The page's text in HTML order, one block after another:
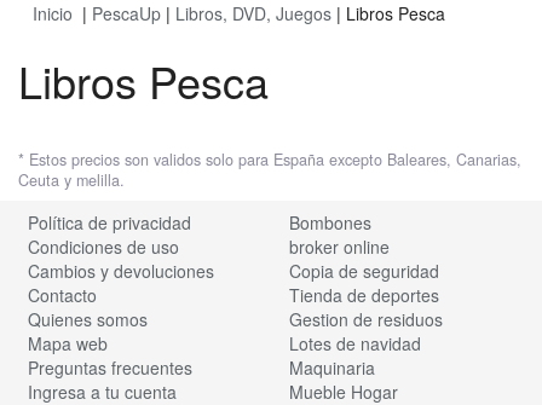
Inicio | PescaUp | Libros, DVD, Juegos | Libros Pesca
Libros Pesca
* Estos precios son validos solo para España excepto Baleares, Canarias,
Ceuta y melilla.
Política de privacidad
Condiciones de uso
Cambios y devoluciones
Contacto
Quienes somos
Mapa web
Preguntas frecuentes
Ingresa a tu cuenta
Bombones
broker online
Copia de seguridad
Tienda de deportes
Gestion de residuos
Lotes de navidad
Maquinaria
Mueble Hogar